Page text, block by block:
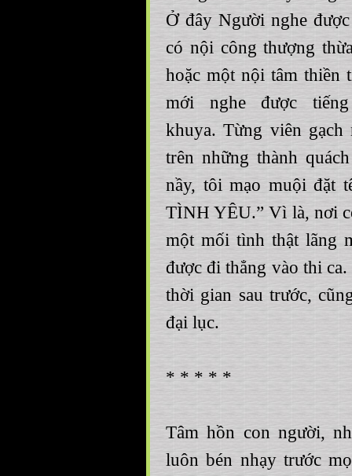
Ở đây Người nghe
có nội công thượng
hoặc một nội tâm thiền
mới nghe được
khuya. Từng viên
trên những thành
nầy, tôi mạo muội đặt
TÌNH YÊU.” Vì là, nơi
một mối tình thật lãng
được đi thẳng vào thi
thời gian sau trước,
đại lục.
* * * * *
Tâm hồn con người,
luôn bén nhạy trước